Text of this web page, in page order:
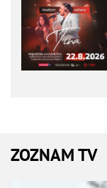
ZOZNAM TV